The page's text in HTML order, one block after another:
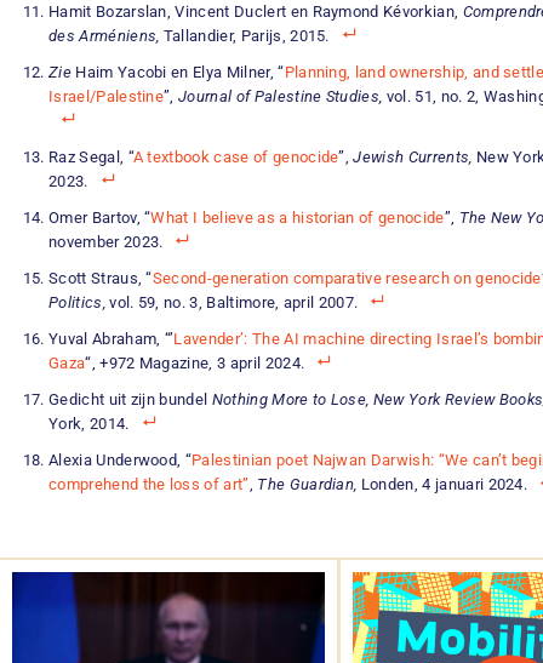
Hamit Bozarslan, Vincent Duclert en Raymond Kévorkian,
des Arméniens, Tallandier, Parijs, 2015.
ZieHaim Yacobi en Elya Milner, “Planning, land ownership, and
Israel/Palestine”,Journal of Palestine Studies, vol. 51, no. 2,
Raz Segal, “A textbook case of genocide”,Jewish Currents, New
2023.
Omer Bartov, “What I believe as a historian of genocide”, The New
november 2023.
Scott Straus, “Second-generation comparative research on genocide
Politics, vol. 59, no. 3, Baltimore, april 2007.
Yuval Abraham, “’Lavender’: The AI machine directing Israel’s
Gaza“, +972 Magazine, 3 april 2024.
Gedicht uit zijn bundel Nothing More to Lose, New York Review
York, 2014.
Alexia Underwood, “Palestinian poet Najwan Darwish: “We can’t
comprehend the loss of art” The Guardian, Londen, 4 januari 2024.